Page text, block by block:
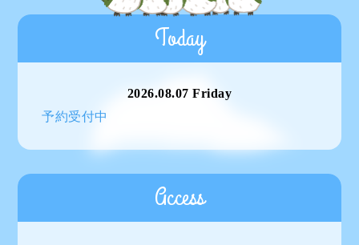
Today
2026.08.07 Friday
予約受付中
Access